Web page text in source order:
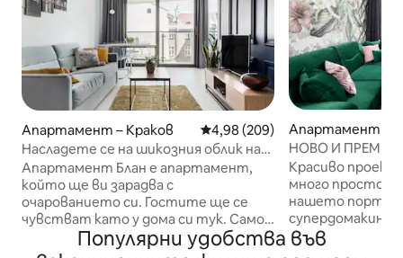
Апартамент – Краков Средна оценка: 4,98 от 5,
4,98 (209)
Насладете се на шикозния облик на
градски апартамент с облицовка и
плексиглас
Апартамент Блан е апартамент,
който ще ви зарадва с
очарованието си. Гостите ще се
чувстват като у дома си тук. Само
на 500 метра от главната жп гара и
само на 1,2 км от пазара в Краков.
Апартамент –
НОВО И
климатик
Красиво
много
нашето
супердомакини,
души удобно.
до другите ни
Популярни удобства във